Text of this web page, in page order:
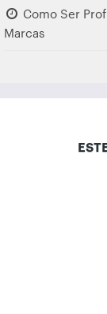
Como Ser
Marcas